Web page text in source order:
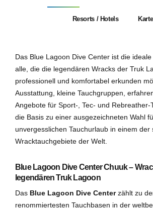
Resorts / Hotels Karte
Das Blue Lagoon Dive Center ist die
alle, die die legendären Wracks der Truk
professionell und komfortabel erkunden
Ausstattung, kleine Tauchgruppen,
Angebote für Sport-, Tec- und Rebreather-
die Basis zu einer ausgezeichneten Wahl
unvergesslichen Tauchurlaub in einem der
Wracktauchgebiete der Welt.
Blue Lagoon Dive Center Chuuk –
legendären Truk Lagoon
Das Blue Lagoon Dive Centerzählt zu
renommiertesten Tauchbasen in der